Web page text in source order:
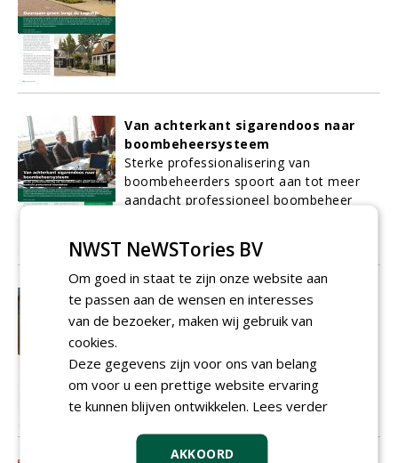
Van achterkant sigarendoos naar
boombeheersysteem
Sterke professionalisering van
boombeheerders spoort aan tot meer
aandacht professioneel boombeheer
Bomen voor smalle straatjes, er kan
meer dan u denkt!
NWST NeWSTories BV
Om goed in staat te zijn onze website aan
te passen aan de wensen en interesses
van de bezoeker, maken wij gebruik van
cookies.
Deze gegevens zijn voor ons van belang
om voor u een prettige website ervaring
te kunnen blijven ontwikkelen. Lees verder
AKKOORD